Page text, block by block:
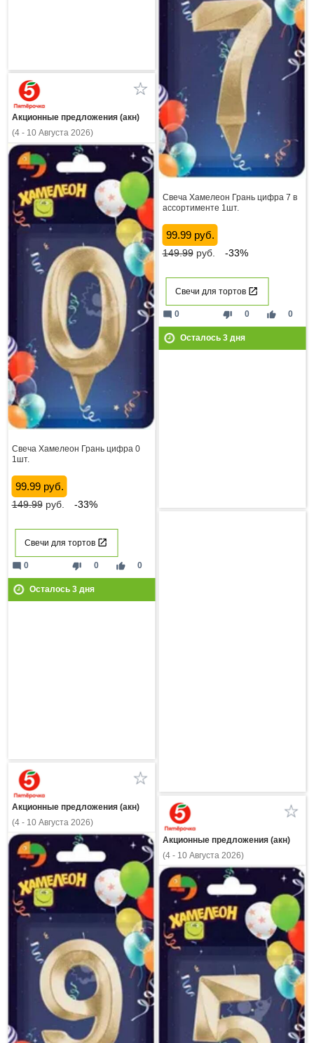
Свеча Хамелеон Грань цифра 7 в
ассортименте 1шт.
99.99 руб.
149.99руб. -33%
Свечи для тортов
thumb_down 0 thumb_up 0
mode_comment 0
Осталось 3дня
Акционные предложения (акн)
(4 - 10 Августа 2026)
Свеча Хамелеон Грань цифра 0
1шт.
99.99 руб.
149.99руб. -33%
Свечи для тортов
thumb_down 0 thumb_up 0
mode_comment 0
Осталось 3дня
Акционные предложения (акн)
(4 - 10 Августа 2026)
Акционные предложения (акн)
(4 - 10 Августа 2026)